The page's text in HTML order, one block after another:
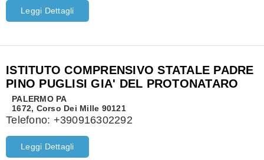
Leggi Dettagli
ISTITUTO COMPRENSIVO STATALE PADRE
PINO PUGLISI GIA' DEL PROTONATARO
PALERMO PA
1672, Corso Dei Mille 90121
Telefono: +390916302292
Leggi Dettagli